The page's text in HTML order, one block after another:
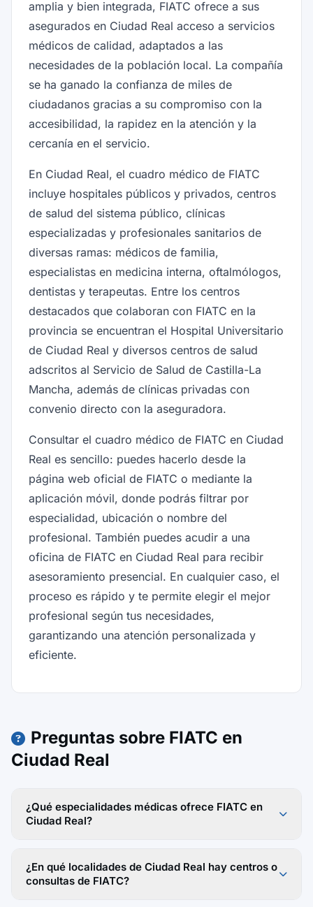
amplia y bien integrada, FIATC ofrece a sus
asegurados en Ciudad Real acceso a servicios
médicos de calidad, adaptados a las
necesidades de la población local. La compañía
se ha ganado la confianza de miles de
ciudadanos gracias a su compromiso con la
accesibilidad, la rapidez en la atención y la
cercanía en el servicio.
En Ciudad Real, el cuadro médico de FIATC
incluye hospitales públicos y privados, centros
de salud del sistema público, clínicas
especializadas y profesionales sanitarios de
diversas ramas: médicos de familia,
especialistas en medicina interna, oftalmólogos,
dentistas y terapeutas. Entre los centros
destacados que colaboran con FIATC en la
provincia se encuentran el Hospital Universitario
de Ciudad Real y diversos centros de salud
adscritos al Servicio de Salud de Castilla-La
Mancha, además de clínicas privadas con
convenio directo con la aseguradora.
Consultar el cuadro médico de FIATC en Ciudad
Real es sencillo: puedes hacerlo desde la
página web oficial de FIATC o mediante la
aplicación móvil, donde podrás filtrar por
especialidad, ubicación o nombre del
profesional. También puedes acudir a una
oficina de FIATC en Ciudad Real para recibir
asesoramiento presencial. En cualquier caso, el
proceso es rápido y te permite elegir el mejor
profesional según tus necesidades,
garantizando una atención personalizada y
eficiente.
Preguntas sobre FIATC en
Ciudad Real
¿Qué especialidades médicas ofrece FIATC en
Ciudad Real?
¿En qué localidades de Ciudad Real hay centros o
consultas de FIATC?